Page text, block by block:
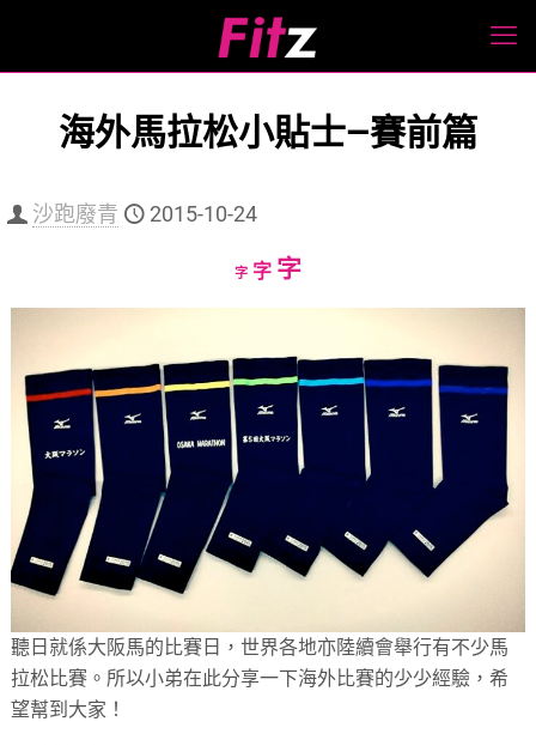
海外馬拉松小貼士—賽前篇
沙跑廢青 2015-10-24
字Decrease
字Reset
字Increase
聽日就係大阪馬的比賽日，世界各地亦陸續會舉行有不少馬
拉松比賽。 所以小弟在此分享一下海外比賽的少少經驗，希
望幫到大家！